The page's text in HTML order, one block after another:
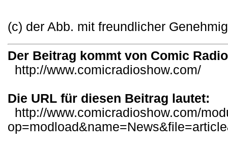
(c) der Abb. mit freundlicher
Der Beitrag kommt von Comic
http://www.comicradioshow.com/
Die URL für diesen Beitrag lautet:
http://www.comicradioshow.com/